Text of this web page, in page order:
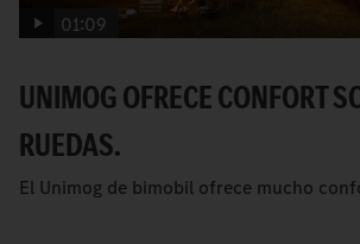
01:09
UNIMOG OFRECE CONFORT
RUEDAS.
El Unimog de bimobil ofrece mucho